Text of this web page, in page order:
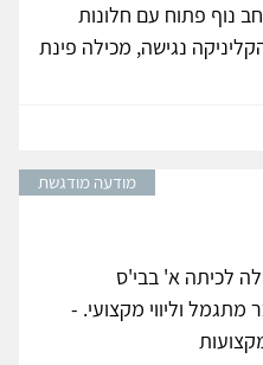
נוף פתוח עם חלונות
נגישה, מכילה פינת
מודעה מודגשת
לכיתה א' בבי'ס
וליווי מקצועי. -